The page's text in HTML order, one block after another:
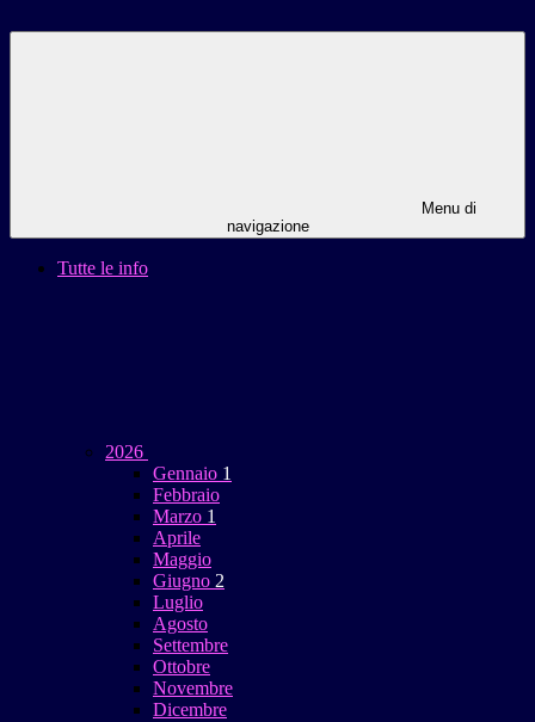
Menu di
navigazione
Tutte le info
2026
Gennaio 1
Febbraio
Marzo 1
Aprile
Maggio
Giugno 2
Luglio
Agosto
Settembre
Ottobre
Novembre
Dicembre